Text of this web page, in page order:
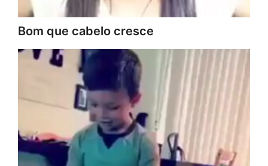
Bom que cabelo cresce